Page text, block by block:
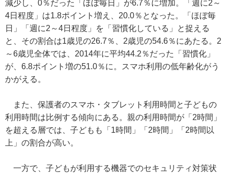
減少し、0％だった「ほぼ毎日」が6.7％に増加。「週に2～
4日程度」は1.8ポイント増え、20.0％となった。「ほぼ毎
日」「週に2～4日程度」を「習慣化している」と捉える
と、その割合は1歳児の26.7％、2歳児の54.6％にあたる。2
～6歳児全体では、2014年に平均44.2％だった「習慣化」
が、6.8ポイント増の51.0％に。スマホ利用の低年齢化がう
かがえる。
また、保護者のスマホ・タブレット利用時間と子どもの
利用時間は比例する傾向にある。親の利用時間が「2時間」
を超える層では、子どもも「1時間」「2時間」「2時間以
上」の割合が高い。
一方で、子どもが利用する機器でのセキュリティ対策状